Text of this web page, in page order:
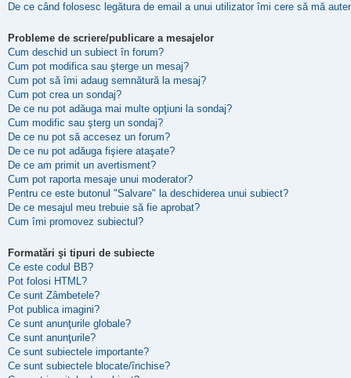
De ce când folosesc legătura de email a unui utilizator îmi cere să mă
Probleme de scriere/publicare a mesajelor
Cum deschid un subiect în forum?
Cum pot modifica sau şterge un mesaj?
Cum pot să îmi adaug semnătură la mesaj?
Cum pot crea un sondaj?
De ce nu pot adăuga mai multe opţiuni la sondaj?
Cum modific sau şterg un sondaj?
De ce nu pot să accesez un forum?
De ce nu pot adăuga fişiere ataşate?
De ce am primit un avertisment?
Cum pot raporta mesaje unui moderator?
Pentru ce este butonul "Salvare" la deschiderea unui subiect?
De ce mesajul meu trebuie să fie aprobat?
Cum îmi promovez subiectul?
Formatări şi tipuri de subiecte
Ce este codul BB?
Pot folosi HTML?
Ce sunt Zâmbetele?
Pot publica imagini?
Ce sunt anunţurile globale?
Ce sunt anunţurile?
Ce sunt subiectele importante?
Ce sunt subiectele blocate/închise?